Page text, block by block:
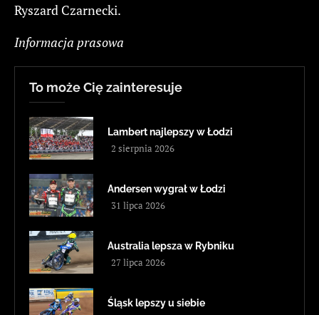
Ryszard Czarnecki.
Informacja prasowa
To może Cię zainteresuje
Lambert najlepszy w Łodzi
2 sierpnia 2026
Andersen wygrał w Łodzi
31 lipca 2026
Australia lepsza w Rybniku
27 lipca 2026
Śląsk lepszy u siebie